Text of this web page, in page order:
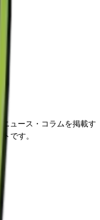
ュース・コラムを掲載す
です。